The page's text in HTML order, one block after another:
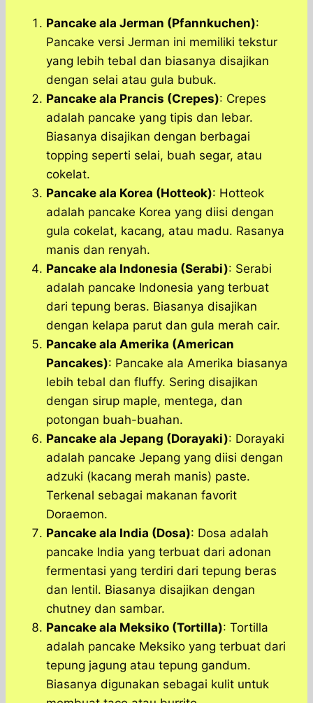
Pancake ala Jerman (Pfannkuchen):
Pancake versi Jerman ini memiliki tekstur
yang lebih tebal dan biasanya disajikan
dengan selai atau gula bubuk.
Pancake ala Prancis (Crepes): Crepes
adalah pancake yang tipis dan lebar.
Biasanya disajikan dengan berbagai
topping seperti selai, buah segar, atau
cokelat.
Pancake ala Korea (Hotteok): Hotteok
adalah pancake Korea yang diisi dengan
gula cokelat, kacang, atau madu. Rasanya
manis dan renyah.
Pancake ala Indonesia (Serabi): Serabi
adalah pancake Indonesia yang terbuat
dari tepung beras. Biasanya disajikan
dengan kelapa parut dan gula merah cair.
Pancake ala Amerika (American
Pancakes): Pancake ala Amerika biasanya
lebih tebal dan fluffy. Sering disajikan
dengan sirup maple, mentega, dan
potongan buah-buahan.
Pancake ala Jepang (Dorayaki): Dorayaki
adalah pancake Jepang yang diisi dengan
adzuki (kacang merah manis) paste.
Terkenal sebagai makanan favorit
Doraemon.
Pancake ala India (Dosa): Dosa adalah
pancake India yang terbuat dari adonan
fermentasi yang terdiri dari tepung beras
dan lentil. Biasanya disajikan dengan
chutney dan sambar.
Pancake ala Meksiko (Tortilla): Tortilla
adalah pancake Meksiko yang terbuat dari
tepung jagung atau tepung gandum.
Biasanya digunakan sebagai kulit untuk